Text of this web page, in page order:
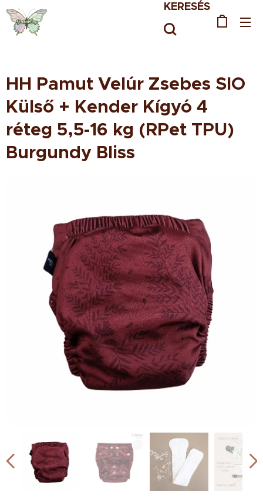
KERESÉS
HH Pamut Velúr Zsebes SIO
Külső + Kender Kígyó 4
réteg 5,5-16 kg (RPet TPU)
Burgundy Bliss